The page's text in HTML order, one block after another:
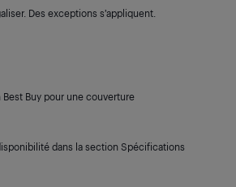
Des exceptions s’appliquent.
Buy pour une couverture
dans la section Spécifications